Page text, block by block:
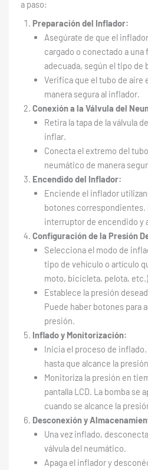
a paso:
Preparación del Inflador:
Asegúrate de que el
cargado o conectado a
adecuada, según el tipo de
Verifica que el tubo de aire
manera segura al inflador.
Conexión a la Válvula del
Retira la tapa de la válvula
inflar.
Conecta el extremo del
neumático de manera
Encendido del Inflador:
Enciende el inflador
botones correspondientes.
interruptor de encendido y
Configuración de la Presión
Selecciona el modo de
tipo de vehículo o artículo
moto, bicicleta, pelota,
Establece la presión
Puede haber botones para
presión.
Inflado y Monitorización:
Inicia el proceso de
hasta que alcance la
Monitoriza la presión en
pantalla LCD. La bomba se
cuando se alcance la
Desconexión y
Una vez inflado,
válvula del neumático.
Apaga el inflador y